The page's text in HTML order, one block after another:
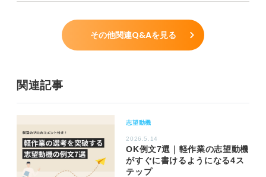
その他関連Q&Aを見る
関連記事
志望動機
2026.5.14
OK例文7選｜軽作業の志望動機
がすぐに書けるようになる4ス
テップ